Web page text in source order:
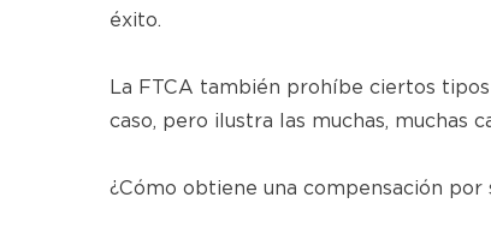
éxito.
La FTCA también prohíbe ciertos
caso, pero ilustra las muchas, muchas
¿Cómo obtiene una compensación por